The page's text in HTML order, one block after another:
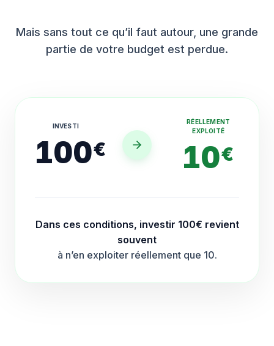
Mais sans tout ce qu’il faut autour, une grande
partie de votre budget est perdue.
INVESTI
100€
RÉELLEMENT
EXPLOITÉ
10€
Dans ces conditions, investir 100€ revient
souvent
à n’en exploiter réellement que 10.